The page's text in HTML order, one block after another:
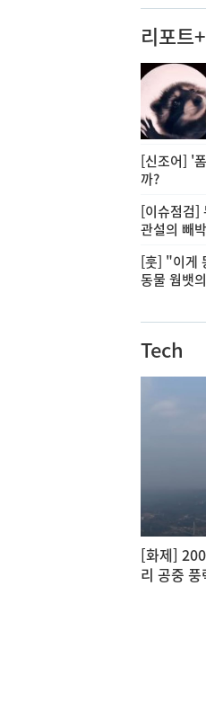
리포트+
[신조어] '
까?
[이슈점검]
관설의 빼
[훗] "이게
동물 웜뱃
Tech
[화제]
리 공중